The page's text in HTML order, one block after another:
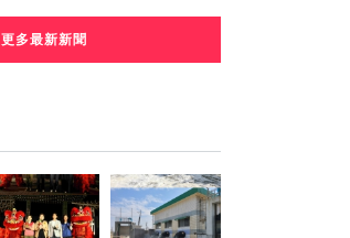
更多最新新聞